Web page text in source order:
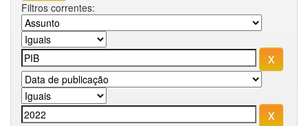
Filtros correntes: